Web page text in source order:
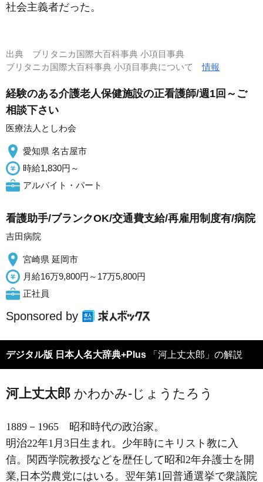
社会主義者だった。
出典 ブリタニカ国際大百科事典 小項目事典
ブリタニカ国際大百科事典 小項目事典について情報
経験のある介護老人保健施設の正看護師/週1回～ご
相談下さい
医療法人としわ会
愛知県 名古屋市
時給1,830円～
アルバイト・パート
看護助手/ブランクOK/交通費支給/再雇用制度有/病院
吉田病院
宮崎県 延岡市
月給16万9,800円～17万5,800円
正社員
Sponsored by
デジタル版 日本人名大辞典+Plus 「河上丈太郎」の解説
河上丈太郎 かわかみ-じょうたろう
1889－1965 昭和時代の政治家。
明治22年1月3日生まれ。少年時にキリスト教に入
信。関西学院教授などを歴任して昭和2年弁護士を開
業,日本労農党にはいる。翌年第1回普通選挙で衆議院